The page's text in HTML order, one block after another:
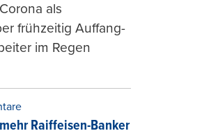
als
frühzeitig Auffang-
im Regen
Raiffeisen-Banker